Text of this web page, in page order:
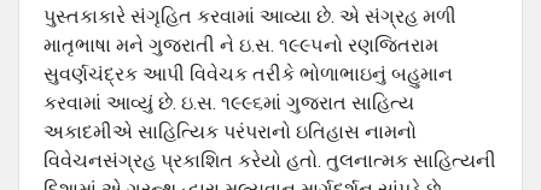
પુસ્તકાકારે સંગૃહિત કરવામાં આવ્યા છે. એ સંગ્રહ મળી
માતૃભાષા મને ગુજરાતી ને ઇ.સ. ૧૯૯૫નો રણજિતરામ
સુવર્ણચંદ્રક આપી વિવેચક તરીકે ભોળાભાઇનું બહુમાન
કરવામાં આવ્યું છે. ઇ.સ. ૧૯૯૬માં ગુજરાત સાહિત્ય
અકાદમીએ સાહિત્યિક પરંપરાનો ઇતિહાસ નામનો
વિવેચનસંગ્રહ પ્રકાશિત કરેયો હતો. તુલનાત્મક સાહિત્યની